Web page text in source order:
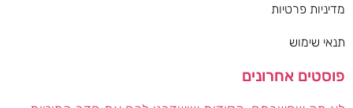
מדיניות פרטיות
תנאי שימוש
פוסטים אחרונים